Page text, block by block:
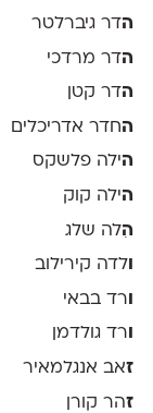
הדר גיברלטר
הדר מרדכי
הדר קטן
החדר אדריכלים
הילה פלשקס
הילה קוק
הִלה שלג
ולדה קירילוב
רד בבאי
ורד גולדמן
זאב אנגלמאיר
זהר קורן